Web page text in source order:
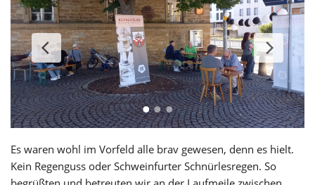
Es waren wohl im Vorfeld alle brav gewesen, denn es hielt.
Kein Regenguss oder Schweinfurter Schnürlesregen. So